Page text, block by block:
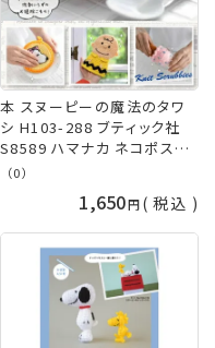
本 スヌーピーの魔法のタワ
シ H103-288 ブティック社
S8589 ハマナカ ネコポス可
手芸の山久
（0）
1,650 税込